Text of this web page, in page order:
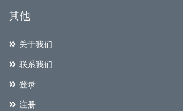
其他
关于我们
联系我们
登录
注册